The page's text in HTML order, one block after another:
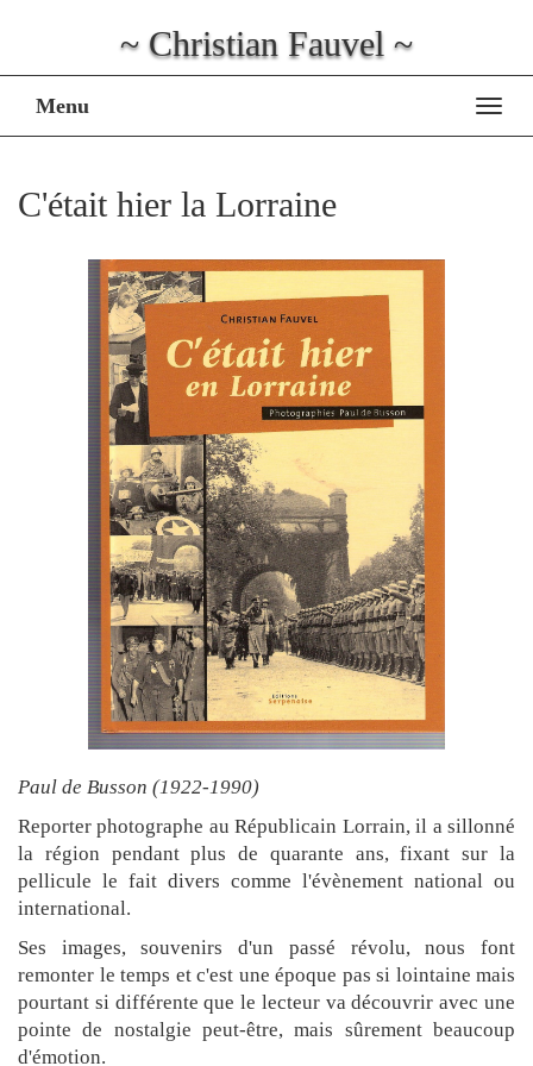
~ Christian Fauvel ~
Menu
la
C'était hier la Lorraine
Paul de Busson (1922-1990)
Reporter photographe au Républicain Lorrain, il a sillonné
la région pendant plus de quarante ans, fixant sur la
pellicule le fait divers comme l'évènement national ou
international.
Ses images, souvenirs d'un passé révolu, nous font
remonter le temps et c'est une époque pas si lointaine mais
pourtant si différente que le lecteur va découvrir avec une
pointe de nostalgie peut-être, mais sûrement beaucoup
d'émotion.